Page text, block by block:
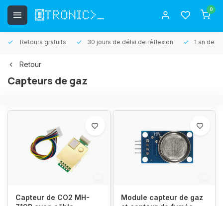
0
Retours gratuits 30 jours de délai de réflexion 1 an de
Retour
Capteurs de gaz
Capteur de CO2 MH-
Module capteur de gaz